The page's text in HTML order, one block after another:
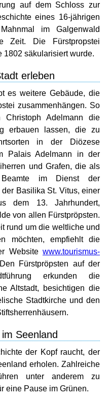
auf dem Schloss zur
eines 16-jährigen
im Galgenwald
Zeit. Die Fürstpropstei
1802 säkularisiert wurde.
erleben
es weitere Gebäude, die
zusammenhängen. So
Christoph Adelmann die
erbauen lassen, die zu
in der Diözese
Palais Adelmann in der
und Grafen, die als
im Dienst der
Basilika St. Vitus, einer
dem 13. Jahrhundert,
von allen Fürstpröpsten.
rund um die weltliche und
möchten, empfiehlt die
Website www.tourismus-
Fürstpröpsten auf der
erkunden die
Altstadt, besichtigen die
Stadtkirche und den
Seenland
der Kopf raucht, der
erholen. Zahlreiche
unter anderem zu
eine Pause im Grünen.